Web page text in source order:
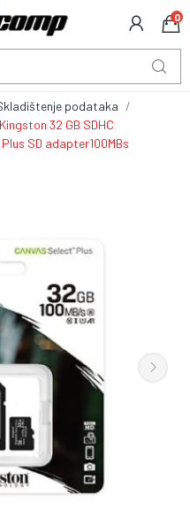
0
podataka
32 GB SDHC
SD adapter100MBs